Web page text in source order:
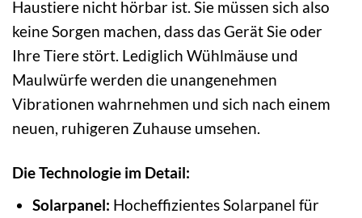
Haustiere nicht hörbar ist. Sie müssen sich also
keine Sorgen machen, dass das Gerät Sie oder
Ihre Tiere stört. Lediglich Wühlmäuse und
Maulwürfe werden die unangenehmen
Vibrationen wahrnehmen und sich nach einem
neuen, ruhigeren Zuhause umsehen.
Die Technologie im Detail:
Solarpanel: Hocheffizientes Solarpanel für